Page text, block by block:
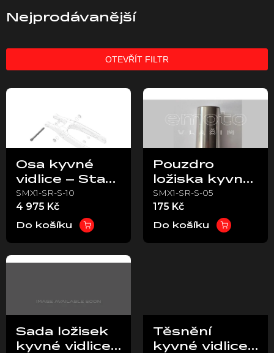
Nejprodávanější
OTEVŘÍT FILTR
V
Osa kyvné
vidlice – Stark
VARG
SMX1-SR-S-10
4 975 Kč
Do košíku
Pouzdro
ložiska kyvné
vidlice – Stark
VARG
SMX1-SR-S-05
175 Kč
Do košíku
Sada ložisek
kyvné vidlice
Těsnění
kyvné vidlice